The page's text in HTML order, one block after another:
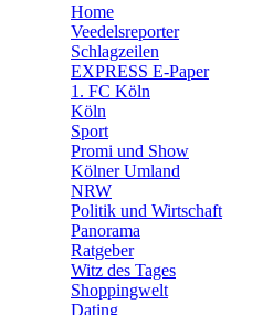
🛒 Shoppingwelt
Home
Veedelsreporter
Schlagzeilen
EXPRESS E-Paper
1. FC Köln
Köln
Sport
Promi und Show
Kölner Umland
NRW
Politik und Wirtschaft
Panorama
Ratgeber
Witz des Tages
Shoppingwelt
Dating